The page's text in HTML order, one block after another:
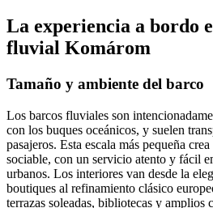
La experiencia a bordo
fluvial Komárom
Tamaño y ambiente del barco
Los barcos fluviales son
con los buques oceánicos, y suelen
pasajeros. Esta escala más pequeña
sociable, con un servicio atento y fácil
urbanos. Los interiores van desde la
boutiques al refinamiento clásico
terrazas soleadas, bibliotecas y amplios